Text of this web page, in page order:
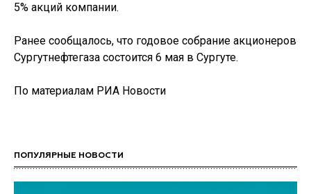
5% акций компании.
Ранее сообщалось, что годовое собрание акционеров
Сургутнефтегаза состоится 6 мая в Сургуте.
По материалам РИА Новости
ПОПУЛЯРНЫЕ НОВОСТИ